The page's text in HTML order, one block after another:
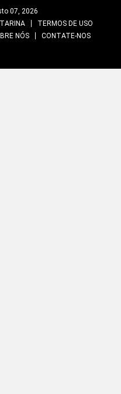
07, 2026
TERMOS DE USO
NÓS CONTATE-NOS